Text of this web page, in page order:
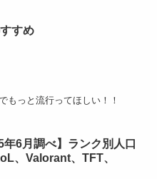
すめ
っと流行ってほしい！！
年6月調べ】ランク別人口
、Valorant、TFT、